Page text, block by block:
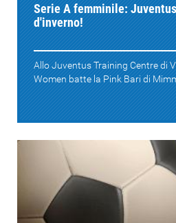
Serie A femminile:
d'inverno!
Allo Juventus Training Centre di
Women batte la Pink Bari di